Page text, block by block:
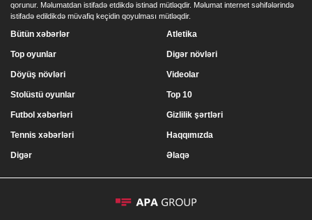
qorunur. Məlumatdan istifadə etdikdə istinad mütləqdir. Məlumat internet səhifələrində
istifadə edildikdə müvafiq keçidin qoyulması mütləqdir.
Bütün xəbərlər
Top oyunlar
Döyüş növləri
Stolüstü oyunlar
Atletika
Digər növləri
Videolar
Top 10
Futbol xəbərləri
Tennis xəbərləri
Digər
Gizlilik şərtləri
Haqqımızda
Əlaqə